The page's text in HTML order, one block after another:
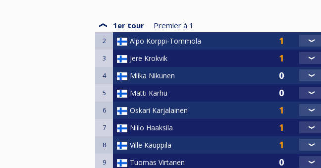
1er tour Premier à 1
2 Alpo Korppi-Tommola
3 Jere Krokvik
4 Miika Nikunen
5 Matti Karhu
6 Oskari Karjalainen
7 Niilo Haaksila
8 Ville Kauppila
9 Tuomas Virtanen